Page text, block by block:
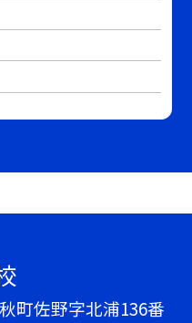
町佐野字北浦136番